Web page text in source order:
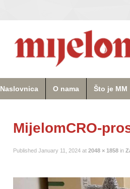
Naslovnica O nama Što je MM
MijelomCRO-
Published January 11, 2024 at 2048 × 1858 in